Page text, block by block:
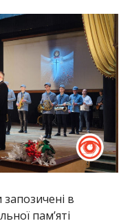
запозичені в
пам’яті